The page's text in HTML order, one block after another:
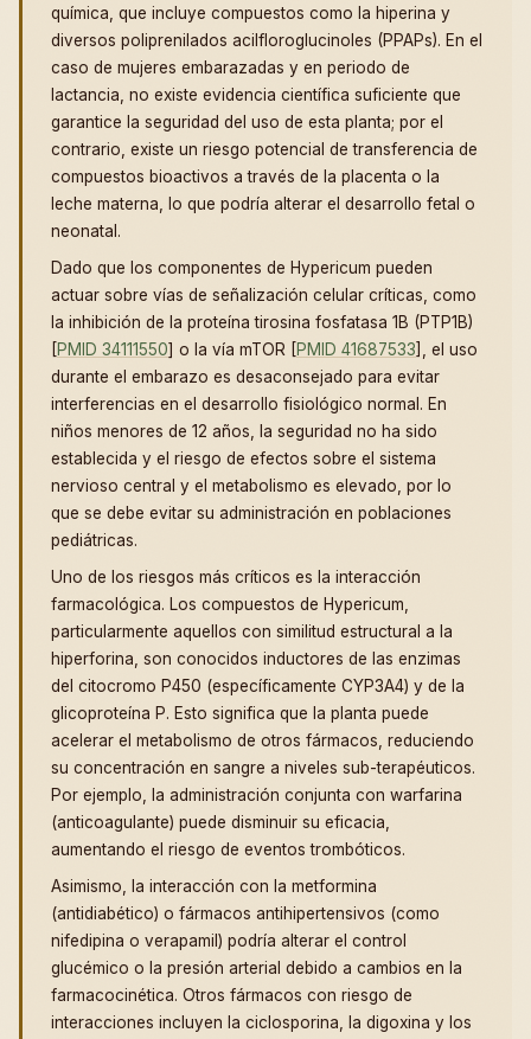
química, que incluye compuestos como la hiperina y
diversos poliprenilados acilfloroglucinoles (PPAPs). En el
caso de mujeres embarazadas y en periodo de
lactancia, no existe evidencia científica suficiente que
garantice la seguridad del uso de esta planta; por el
contrario, existe un riesgo potencial de transferencia de
compuestos bioactivos a través de la placenta o la
leche materna, lo que podría alterar el desarrollo fetal o
neonatal.
Dado que los componentes de Hypericum pueden
actuar sobre vías de señalización celular críticas, como
la inhibición de la proteína tirosina fosfatasa 1B (PTP1B)
[PMID 34111550] o la vía mTOR [PMID 41687533], el uso
durante el embarazo es desaconsejado para evitar
interferencias en el desarrollo fisiológico normal. En
niños menores de 12 años, la seguridad no ha sido
establecida y el riesgo de efectos sobre el sistema
nervioso central y el metabolismo es elevado, por lo
que se debe evitar su administración en poblaciones
pediátricas.
Uno de los riesgos más críticos es la interacción
farmacológica. Los compuestos de Hypericum,
particularmente aquellos con similitud estructural a la
hiperforina, son conocidos inductores de las enzimas
del citocromo P450 (específicamente CYP3A4) y de la
glicoproteína P. Esto significa que la planta puede
acelerar el metabolismo de otros fármacos, reduciendo
su concentración en sangre a niveles sub-terapéuticos.
Por ejemplo, la administración conjunta con warfarina
(anticoagulante) puede disminuir su eficacia,
aumentando el riesgo de eventos trombóticos.
Asimismo, la interacción con la metformina
(antidiabético) o fármacos antihipertensivos (como
nifedipina o verapamil) podría alterar el control
glucémico o la presión arterial debido a cambios en la
farmacocinética. Otros fármacos con riesgo de
interacciones incluyen la ciclosporina, la digoxina y los